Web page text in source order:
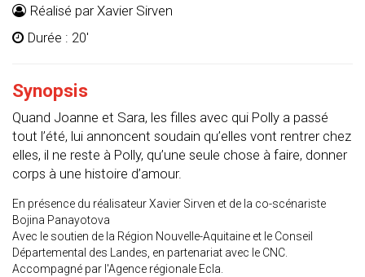
Réalisé par Xavier Sirven
Durée : 20'
Synopsis
Quand Joanne et Sara, les filles avec qui Polly a passé
tout l’été, lui annoncent soudain qu’elles vont rentrer chez
elles, il ne reste à Polly, qu’une seule chose à faire, donner
corps à une histoire d’amour.
En présence du réalisateur Xavier Sirven et de la co-scénariste
Bojina Panayotova
Avec le soutien de la Région Nouvelle-Aquitaine et le Conseil
Départemental des Landes, en partenariat avec le CNC.
Accompagné par l'Agence régionale Ecla.